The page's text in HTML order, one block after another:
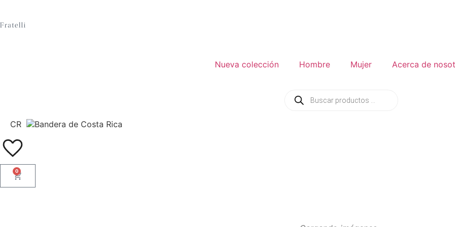
Nueva colección Hombre Mujer Acerca de
CR
0